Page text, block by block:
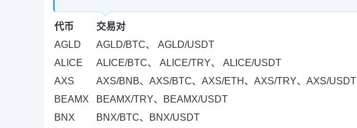
代币
交易对
AGLD
AGLD/BTC、 AGLD/USDT
ALICE
ALICE/BTC、 ALICE/TRY、 ALICE/USDT
AXS
AXS/BNB、AXS/BTC、AXS/ETH、AXS/TRY、AXS/USDT
BEAMX
BEAMX/TRY、BEAMX/USDT
BNX
BNX/BTC、BNX/USDT